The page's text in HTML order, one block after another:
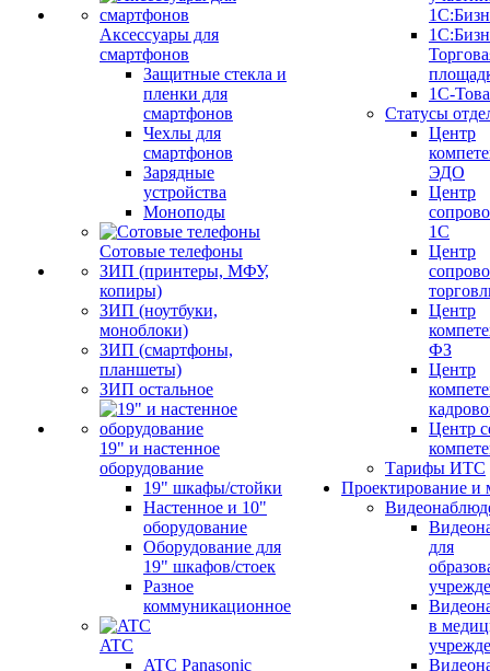
Аксессуары для
смартфонов
Защитные стекла и
пленки для
смартфонов
Чехлы для
смартфонов
Зарядные
устройства
Моноподы
Сотовые телефоны
ЗИП (принтеры, МФУ,
копиры)
ЗИП (ноутбуки,
моноблоки)
ЗИП (смартфоны,
планшеты)
ЗИП остальное
19" и настенное
оборудование
19" шкафы/стойки
Настенное и 10"
оборудование
Оборудование для
19" шкафов/стоек
Разное
коммуникационное
ATC
ATC Panasonic
1С-
Статусы
Центр
ЭДО
Центр
1С
Центр
Центр
ФЗ
Центр
Центр
Тарифы ИТС
Проектирование и
для
в